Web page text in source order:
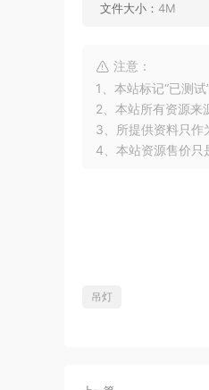
文件大小： 4M
注意：
1、本站标记“已测
2、本站所有资源来
3、所提供资料只作
4、本站资源售价只
吊灯